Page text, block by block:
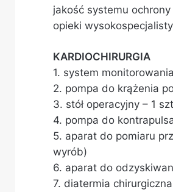
jakość systemu
opieki
KARDIOCHIRURGIA
1. system
2. pompa do krążenia
3. stół operacyjny – 1
4. pompa do
5. aparat do pomiaru
wyrób)
6. aparat do
7. diatermia